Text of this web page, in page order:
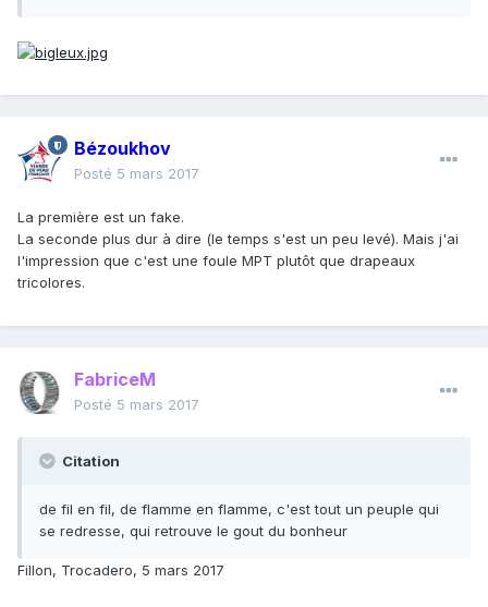
Bézoukhov
Posté 5 mars 2017
La première est un fake.
La seconde plus dur à dire (le temps s'est un peu levé). Mais j'ai
l'impression que c'est une foule MPT plutôt que drapeaux
tricolores.
FabriceM
Posté 5 mars 2017
Citation
de fil en fil, de flamme en flamme, c'est tout un peuple qui
se redresse, qui retrouve le gout du bonheur
Fillon, Trocadero, 5 mars 2017